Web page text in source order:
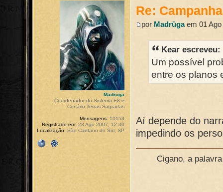
Re:
por Madrügaem 01 Ago
Kear escreveu:
Um possível
entre os planos
Aí depende do
impedindo os
Cigano, a
Madrüga
Coordenador do Sistema E8 e
Cenário Terras Sagradas
Mensagens: 10153
Registrado em: 23 Ago 2007, 12:30
Localização: São Caetano do Sul, SP